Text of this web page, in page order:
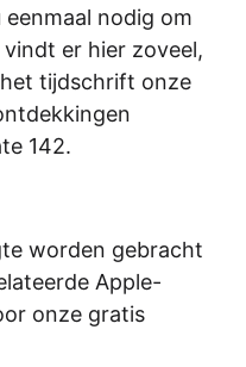
nodig om
er hier zoveel,
tijdschrift onze
142.
worden gebracht
Apple-
onze gratis